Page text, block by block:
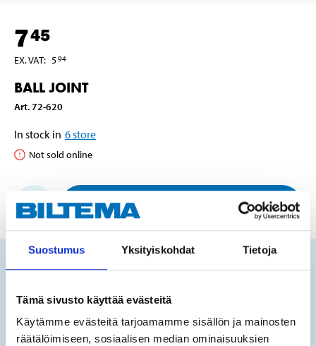
Suostumus Yksityiskohdat Tietoja
Tämä sivusto käyttää evästeitä
Käytämme evästeitä tarjoamamme sisällön ja mainosten
räätälöimiseen, sosiaalisen median ominaisuuksien
745
EX. VAT: 594
BALL JOINT
Art.72-620
In stock in 6store
Not sold online
Does this product fit your vehicle?
FIN